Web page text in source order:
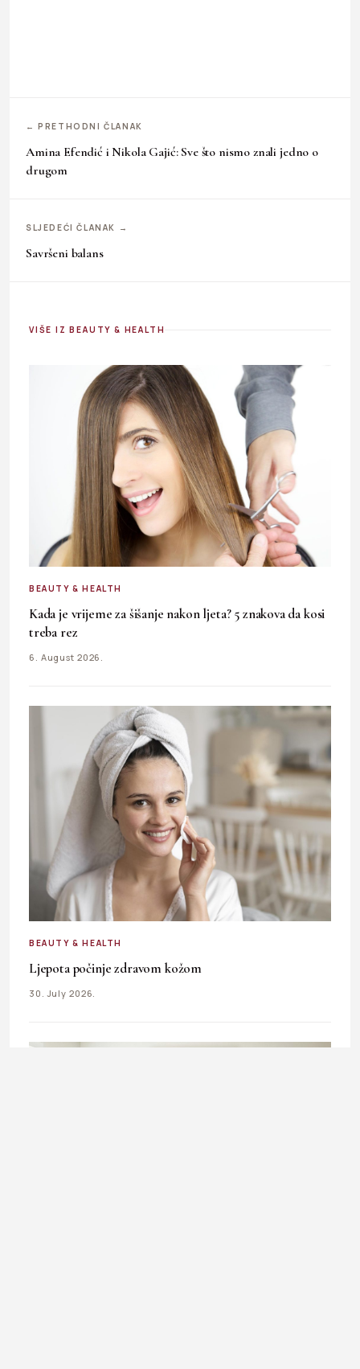
← PRETHODNI ČLANAK
Amina Efendić i Nikola Gajić: Sve što nismo znali jedno o
drugom
SLJEDEĆI ČLANAK →
Savršeni balans
VIŠE IZ BEAUTY & HEALTH
BEAUTY & HEALTH
Kada je vrijeme za šišanje nakon ljeta? 5 znakova da kosi
treba rez
6. August 2026.
BEAUTY & HEALTH
Ljepota počinje zdravom kožom
30. July 2026.